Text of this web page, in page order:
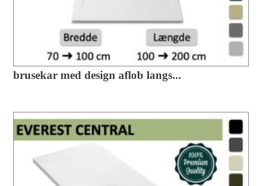
brusekar med design aflob langs...